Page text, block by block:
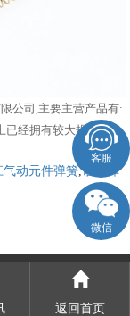
公司,主要主营产品有:
已经拥有较大规模和发
气动元件弹簧,诸暨弹
返回首页
客服
微信